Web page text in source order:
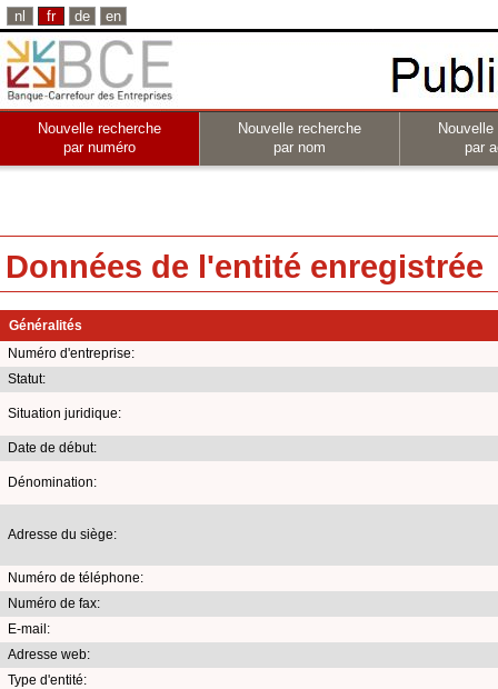
nl fr de en
Nouvelle recherche
par numéro
Nouvelle recherche
par nom
par
Données de l'entité enregistrée
Généralités
Numéro d'entreprise:
Statut:
Situation juridique:
Date de début:
Dénomination:
Adresse du siège:
Numéro de téléphone:
Numéro de fax:
E-mail:
Adresse web:
Type d'entité: